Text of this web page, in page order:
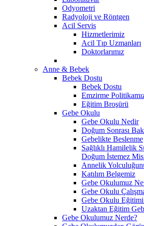
Odyometri
Radyoloji ve Röntgen
Acil Servis
Hizmetlerimiz
Acil Tıp Uzmanları
Doktorlarımız
Anne & Bebek
Bebek Dostu
Bebek Dostu
Emzirme
Eğitim Broşürü
Gebe Okulu
Gebe Okulu Nedir
Doğum Sonrası
Gebelikte Beslenme
Sağlıklı Hamilelik
Doğum İstemez
Annelik
Katılım Belgemiz
Gebe Okulumuz
Gebe Okulu
Gebe Okulu
Uzaktan Eğitim
Gebe Okulumuz Nerde?